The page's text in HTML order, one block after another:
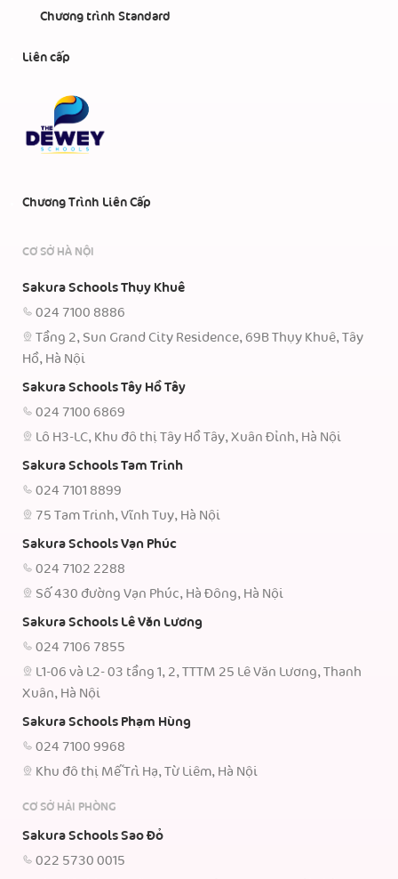
Chương trình Standard
Liên cấp
Chương Trình Liên Cấp
CƠ SỞ HÀ NỘI
Sakura Schools Thụy Khuê
024 7100 8886
Tầng 2, Sun Grand City Residence, 69B Thụy Khuê, Tây
Hồ, Hà Nội
Sakura Schools Tây Hồ Tây
024 7100 6869
Lô H3-LC, Khu đô thị Tây Hồ Tây, Xuân Đỉnh, Hà Nội
Sakura Schools Tam Trinh
024 7101 8899
75 Tam Trinh, Vĩnh Tuy, Hà Nội
Sakura Schools Vạn Phúc
024 7102 2288
Số 430 đường Vạn Phúc, Hà Đông, Hà Nội
Sakura Schools Lê Văn Lương
024 7106 7855
L1-06 và L2- 03 tầng 1, 2, TTTM 25 Lê Văn Lương, Thanh
Xuân, Hà Nội
Sakura Schools Phạm Hùng
024 7100 9968
Khu đô thị Mễ Trì Hạ, Từ Liêm, Hà Nội
CƠ SỞ HẢI PHÒNG
Sakura Schools Sao Đỏ
022 5730 0015